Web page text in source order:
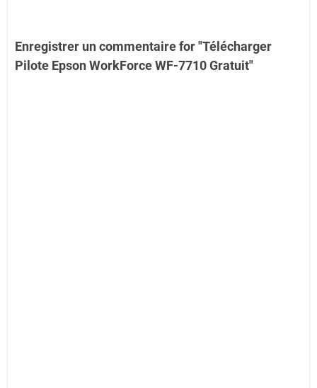
Enregistrer un commentaire for "Télécharger
Pilote Epson WorkForce WF-7710 Gratuit"